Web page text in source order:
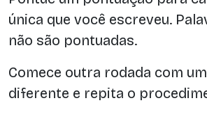
única que você escreveu.
não são pontuadas.
Comece outra rodada com
diferente e repita o